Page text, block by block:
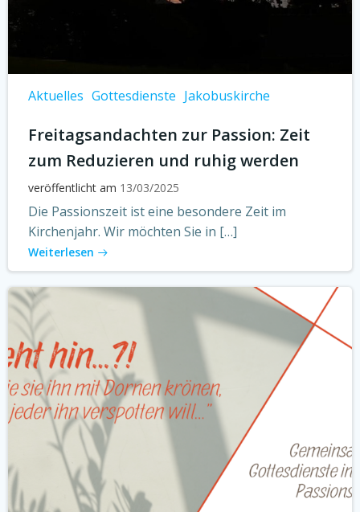
Aktuelles Gottesdienste Jakobuskirche
Freitagsandachten zur Passion: Zeit
zum Reduzieren und ruhig werden
veröffentlicht am 13/03/2025
Die Passionszeit ist eine besondere Zeit im
Kirchenjahr. Wir möchten Sie in […]
Weiterlesen